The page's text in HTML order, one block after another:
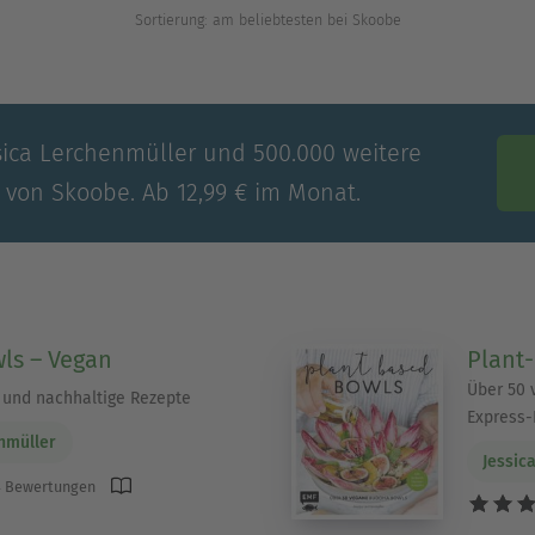
Sortierung: am beliebtesten bei Skoobe
Lerchenmüller und 500.000 weitere
Skoobe. Ab 12,99 € im Monat.
– Vegan
nachhaltige Rezepte
Über 50